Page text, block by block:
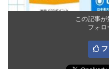
この記事が
フォロ